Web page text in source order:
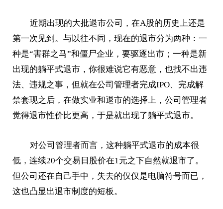
近期出现的大批退市公司，在A股的历史上还是
第一次见到。与以往不同，现在的退市分为两种：一
种是“害群之马”和僵尸企业，要驱逐出市；一种是新
出现的躺平式退市，你很难说它有恶意，也找不出违
法、违规之事，但就在公司管理者完成IPO、完成解
禁套现之后，在做实业和退市的选择上，公司管理者
觉得退市性价比更高，于是就出现了躺平式退市。
对公司管理者而言，这种躺平式退市的成本很
低，连续20个交易日股价在1元之下自然就退市了。
但公司还在自己手中，失去的仅仅是电脑符号而已，
这也凸显出退市制度的短板。